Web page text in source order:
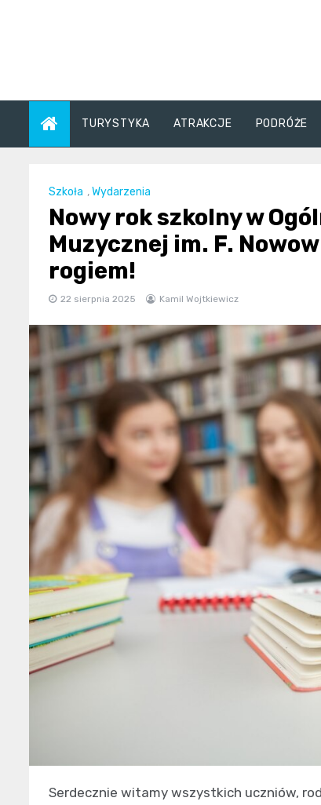
TURYSTYKA ATRAKCJE PODRÓŻE
Szkoła ,Wydarzenia
Nowy rok szkolny w
Muzycznej im. F.
rogiem!
22 sierpnia 2025 Kamil Wojtkiewicz
Serdecznie witamy wszystkich uczniów,